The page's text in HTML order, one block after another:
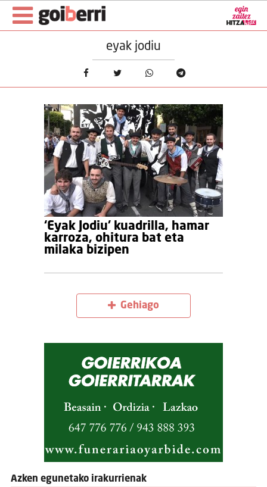
eyak jodiu
‘Eyak Jodiu’ kuadrilla, hamar
karroza, ohitura bat eta
milaka bizipen
Gehiago
Azken egunetako irakurrienak